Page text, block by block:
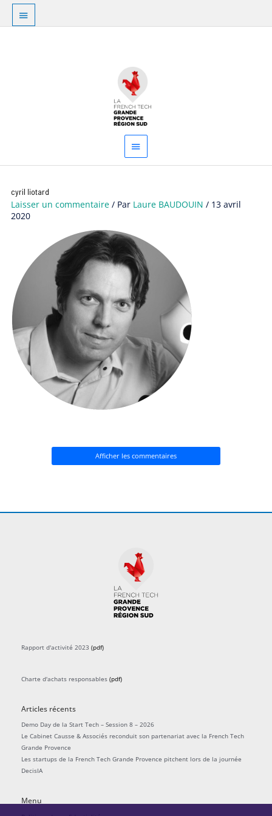
Aller
contenu
Au
dessus
principal
cyril liotard
Laisser un commentaire / Par Laure BAUDOUIN/ 13 avril
2020
Afficher les commentaires
Rapport d'activité 2023 (pdf)
Charte d'achats responsables (pdf)
Articles récents
Demo Day de la Start Tech – Session 8 – 2026
Le Cabinet Causse & Associés reconduit son partenariat avec la French Tech
Grande Provence
Les startups de la French Tech Grande Provence pitchent lors de la journée
DecisIA
Menu